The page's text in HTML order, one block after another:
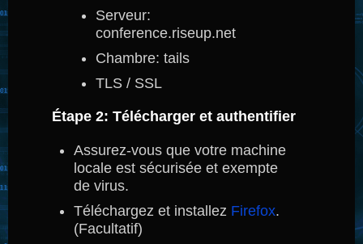
Serveur:
conference.riseup.net
Chambre: tails
TLS / SSL
Étape 2: Télécharger et authentifier
Assurez-vous que votre machine
locale est sécurisée et exempte
de virus.
Téléchargez et installez Firefox.
(Facultatif)